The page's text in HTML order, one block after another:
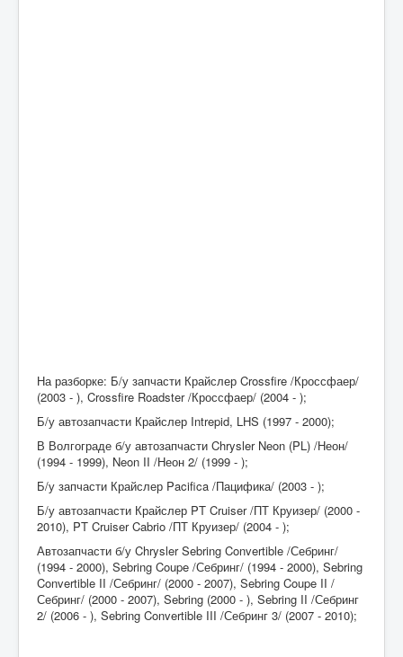
На разборке: Б/у запчасти Крайслер Crossfire /Кроссфаер/
(2003 - ), Crossfire Roadster /Кроссфаер/ (2004 - );
Б/у автозапчасти Крайслер Intrepid, LHS (1997 - 2000);
В Волгограде б/у автозапчасти Chrysler Neon (PL) /Неон/
(1994 - 1999), Neon II /Неон 2/ (1999 - );
Б/у запчасти Крайслер Pacifica /Пацифика/ (2003 - );
Б/у автозапчасти Крайслер PT Cruiser /ПТ Круизер/ (2000 -
2010), PT Cruiser Cabrio /ПТ Круизер/ (2004 - );
Автозапчасти б/у Chrysler Sebring Convertible /Себринг/
(1994 - 2000), Sebring Coupe /Себринг/ (1994 - 2000), Sebring
Convertible II /Себринг/ (2000 - 2007), Sebring Coupe II /
Себринг/ (2000 - 2007), Sebring (2000 - ), Sebring II /Себринг
2/ (2006 - ), Sebring Convertible III /Себринг 3/ (2007 - 2010);